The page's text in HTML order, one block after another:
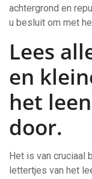
achtergrond en
u besluit om met
Lees
en
het
door.
Het is van cruciaal
lettertjes van het